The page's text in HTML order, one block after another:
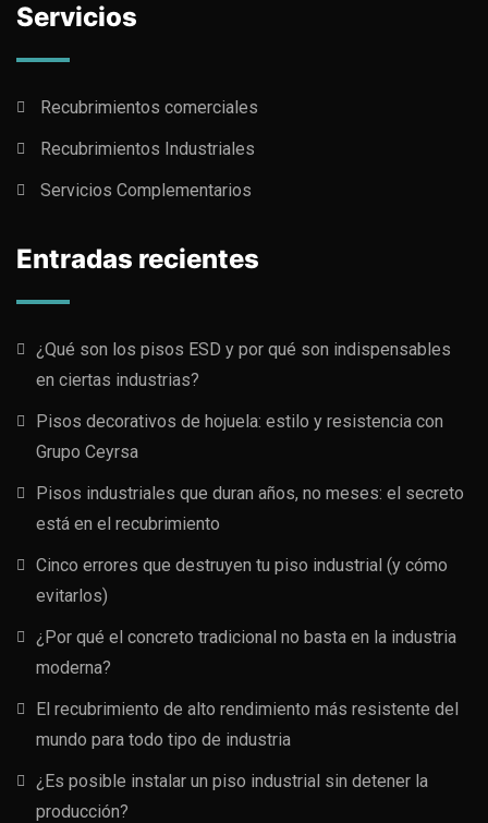
Servicios
Recubrimientos comerciales
Recubrimientos Industriales
Servicios Complementarios
Entradas recientes
¿Qué son los pisos ESD y por qué son indispensables
en ciertas industrias?
Pisos decorativos de hojuela: estilo y resistencia con
Grupo Ceyrsa
Pisos industriales que duran años, no meses: el secreto
está en el recubrimiento
Cinco errores que destruyen tu piso industrial (y cómo
evitarlos)
¿Por qué el concreto tradicional no basta en la industria
moderna?
El recubrimiento de alto rendimiento más resistente del
mundo para todo tipo de industria
¿Es posible instalar un piso industrial sin detener la
producción?